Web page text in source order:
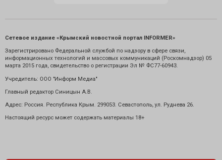
Сетевое издание «Крымский новостной портал INFORMER»
Зарегистрировано Федеральной службой по надзору в сфере связи,
информационных технологий и массовых коммуникаций (Роскомнадзор) 05
марта 2015 года, свидетельство о регистрации Эл № ФС77-60943.
Учредитель: ООО "Информ Медиа"
Главный редактор Синицын А.В.
Адрес: Россия. Республика Крым. 299053. Севастополь, ул. Руднева 26.
Настоящий ресурс может содержать материалы 18+